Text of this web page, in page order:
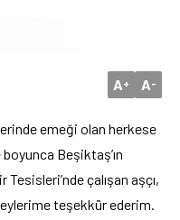
A+ A-
emeği olan herkese
Beşiktaş’ın
çalışan aşçı,
teşekkür ederim.